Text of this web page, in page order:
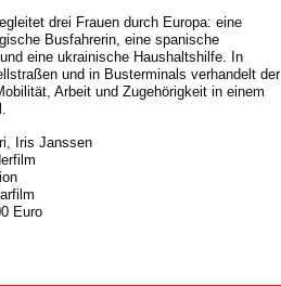
drei Frauen durch Europa: eine
Busfahrerin, eine spanische
eine ukrainische Haushaltshilfe. In
und in Busterminals verhandelt der
Arbeit und Zugehörigkeit in einem
Iris Janssen
Euro